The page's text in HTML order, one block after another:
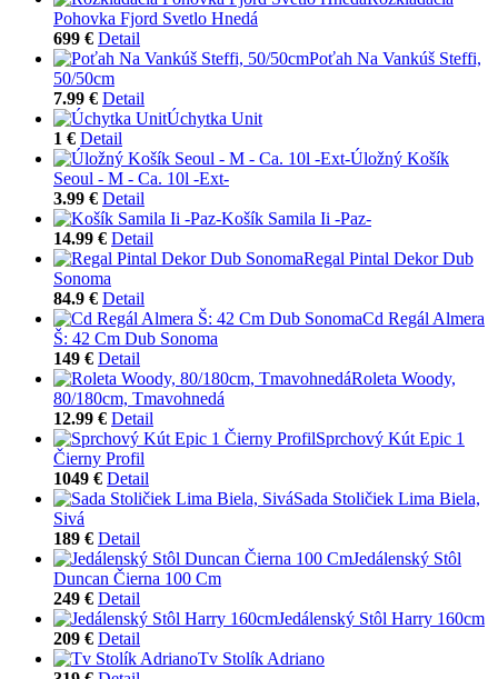
Pohovka Fjord Svetlo Hnedá
699 € Detail
Poťah Na Vankúš Steffi,
50/50cm
7.99 € Detail
Úchytka Unit
1 € Detail
Úložný Košík
Seoul - M - Ca. 10l -Ext-
3.99 € Detail
Košík Samila Ii -Paz-
14.99 € Detail
Regal Pintal Dekor Dub
Sonoma
84.9 € Detail
Cd Regál Almera
Š: 42 Cm Dub Sonoma
149 € Detail
Roleta Woody,
80/180cm, Tmavohnedá
12.99 € Detail
Sprchový Kút Epic 1
Čierny Profil
1049 € Detail
Sada Stoličiek Lima Biela,
Sivá
189 € Detail
Jedálenský Stôl
Duncan Čierna 100 Cm
249 € Detail
Jedálenský Stôl Harry 160cm
209 € Detail
Tv Stolík Adriano